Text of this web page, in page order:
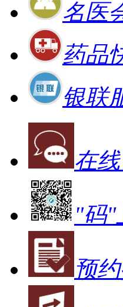
名医
药品
银联
在
"码"
预